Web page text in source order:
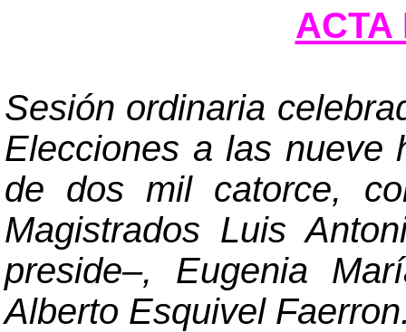
ACTA
Sesión ordinaria
Elecciones a las nueve
de dos mil catorce,
Magistrados Luis
preside–, Eugenia
Alberto Esquivel